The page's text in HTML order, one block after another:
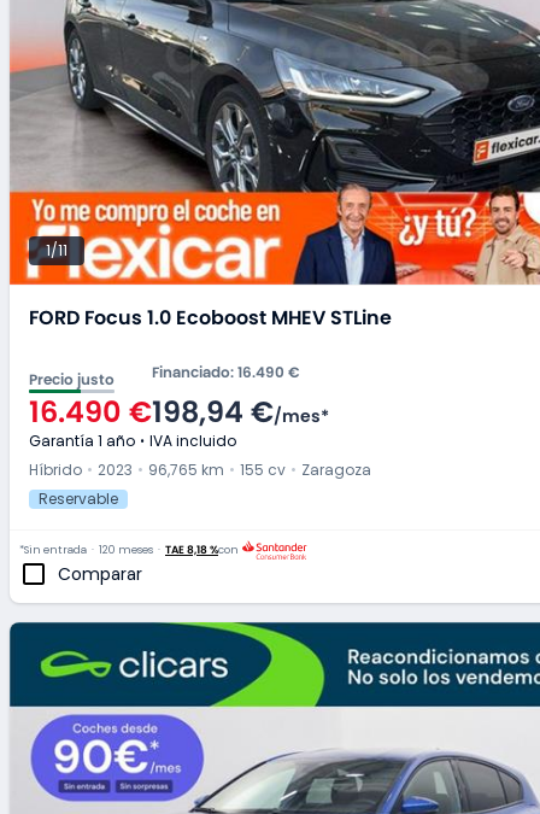
FORD Focus 1.0 Ecoboost MHEV STLine
Precio justo
16.490 €
Financiado: 16.490 €
198,94 €/mes*
Garantía 1 año
IVA incluido
Híbrido
2023 96,765 km 155 cv
Zaragoza
Reservable
1/11
Comparar
*Sin entrada 120 meses TAE 8,18 %con